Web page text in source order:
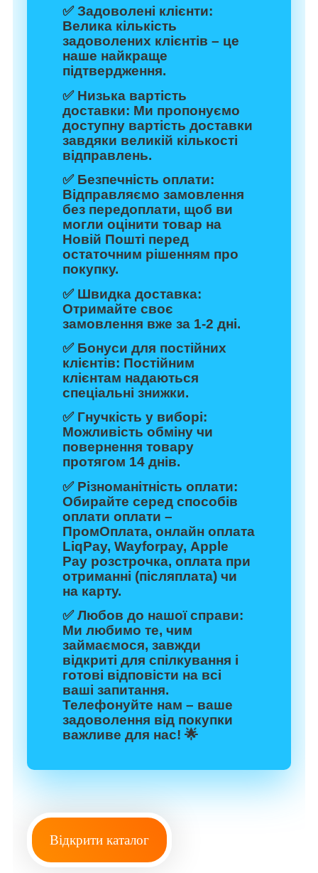
✅Задоволені клієнти:
Велика кількість
задоволених клієнтів – це
наше найкраще
підтвердження.
✅ Низька вартість
доставки: Ми пропонуємо
доступну вартість доставки
завдяки великій кількості
відправлень.
✅ Безпечність оплати:
Відправляємо замовлення
без передоплати, щоб ви
могли оцінити товар на
Новій Пошті перед
остаточним рішенням про
покупку.
✅ Швидка доставка:
Отримайте своє
замовлення вже за 1-2 дні.
✅ Бонуси для постійних
клієнтів: Постійним
клієнтам надаються
спеціальні знижки.
✅ Гнучкість у виборі:
Можливість обміну чи
повернення товару
протягом 14 днів.
✅ Різноманітність оплати:
Обирайте серед способів
оплати оплати –
ПромОплата, онлайн оплата
LiqPay, Wayforpay, Apple
Pay розстрочка, оплата при
отриманні (післяплата) чи
на карту.
✅Любов до нашої справи:
Ми любимо те, чим
займаємося, завжди
відкриті для спілкування і
готові відповісти на всі
ваші запитання.
Телефонуйте нам – ваше
задоволення від покупки
важливе для нас! 🌟
Відкрити каталог